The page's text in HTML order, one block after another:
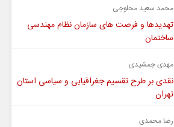
محمد سعید محلوجی
تهدیدها و فرصت های سازمان نظام مهندسی
ساختمان
مهدی جمشیدی
نقدی بر طرح تقسیم جغرافیایی و سیاسی استان
تهران
رضا محمدی